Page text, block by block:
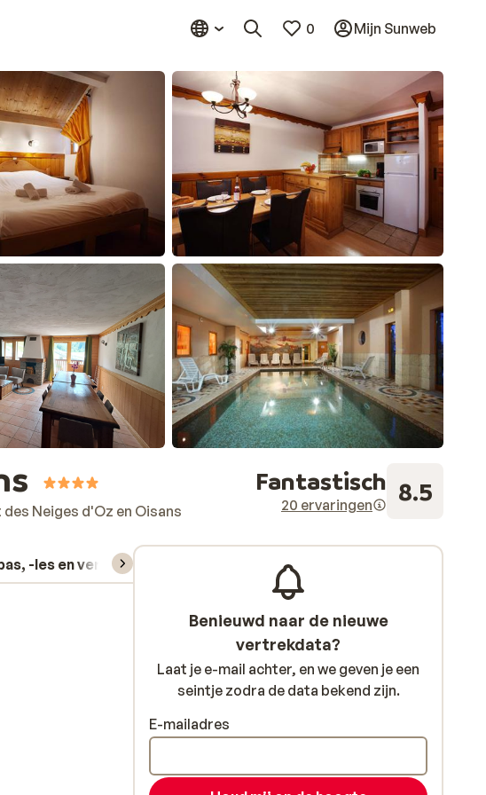
0 Mijn Sunweb
Neiges d'Oz en Oisans
Fantastisch
20 ervaringen 8.5
-les en verhuur
Benieuwd naar de nieuwe
vertrekdata?
Laat je e-mail achter, en we geven je een
seintje zodra de data bekend zijn.
E-mailadres